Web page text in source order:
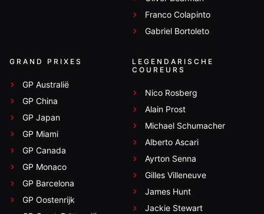
Franco Colapinto
Gabriel Bortoleto
GRAND PRIXES
GP Australië
GP China
GP Japan
GP Miami
GP Canada
GP Monaco
GP Barcelona
GP Oostenrijk
LEGENDARISCHE
COUREURS
Nico Rosberg
Alain Prost
Michael Schumacher
Alberto Ascari
Ayrton Senna
Gilles Villeneuve
James Hunt
Jackie Stewart